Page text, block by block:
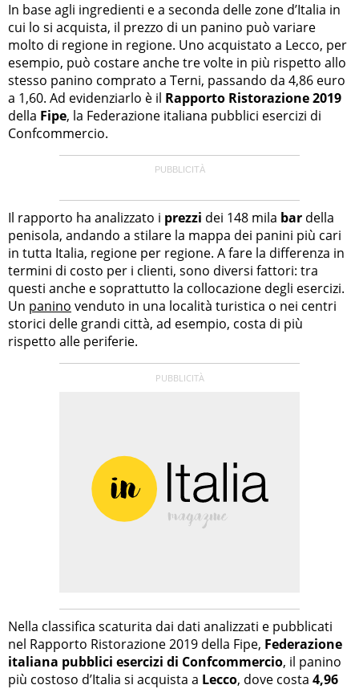
In base agli ingredienti e a seconda delle zone d’Italia in
cui lo si acquista, il prezzo di un panino può variare
molto di regione in regione. Uno acquistato a Lecco, per
esempio, può costare anche tre volte in più rispetto allo
stesso panino comprato a Terni, passando da 4,86 euro
a 1,60. Ad evidenziarlo è il Rapporto Ristorazione 2019
della Fipe, la Federazione italiana pubblici esercizi di
Confcommercio.
Il rapporto ha analizzato i prezzi dei 148 mila bar della
penisola, andando a stilare la mappa dei panini più cari
in tutta Italia, regione per regione. A fare la differenza in
termini di costo per i clienti, sono diversi fattori: tra
questi anche e soprattutto la collocazione degli esercizi.
Un panino venduto in una località turistica o nei centri
storici delle grandi città, ad esempio, costa di più
rispetto alle periferie.
Nella classifica scaturita dai dati analizzati e pubblicati
nel Rapporto Ristorazione 2019 della Fipe, Federazione
italiana pubblici esercizi di Confcommercio, il panino
più costoso d’Italia si acquista a Lecco, dove costa 4,96